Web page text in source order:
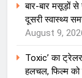
बार-बार मसूड़ों
दूसरी स्वास्थ्य
August 9,
Toxic’ का
हलचल, फिल्म को